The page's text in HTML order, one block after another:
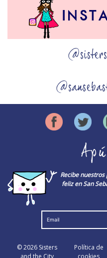
Recibe
feliz en San
© 2026 Sisters
and the City
Política de
cookies